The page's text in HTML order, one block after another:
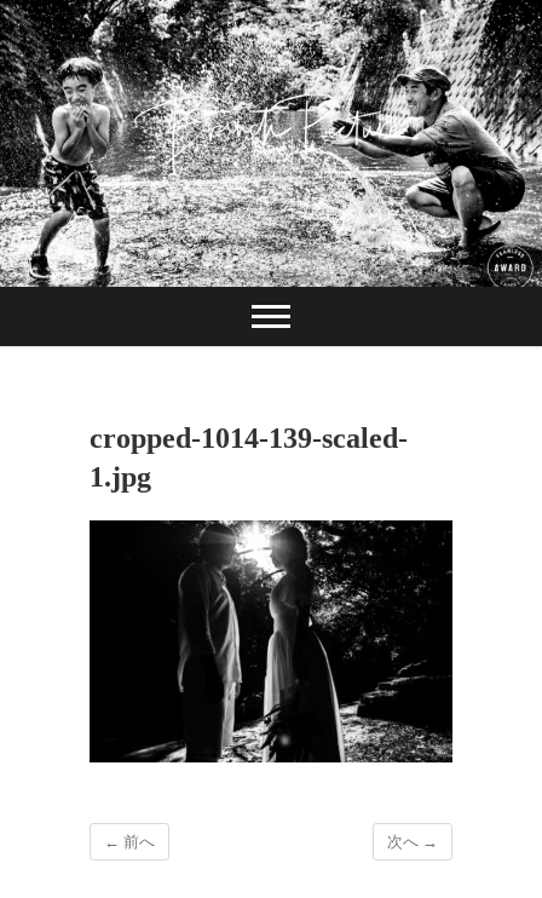
Skip
to
content
ブランチピクチャ
ー 嶋田陽介
長崎 カメラマン
cropped-1014-139-scaled-
1.jpg
← 前へ 次へ →